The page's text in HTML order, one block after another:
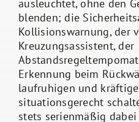
ausleuchtet, ohne den
blenden; die
Kollisionswarnung, der
Kreuzungsassistent, der
Erkennung beim
laufruhigen und
situationsgerecht
stets serienmäßig